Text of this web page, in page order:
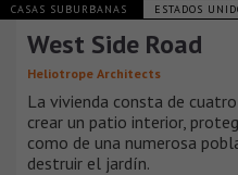
CASAS SUBURBANAS ESTADOS
West Side Road
Heliotrope Architects
La vivienda consta de
crear un patio interior,
como de una numerosa
destruir el jardín.